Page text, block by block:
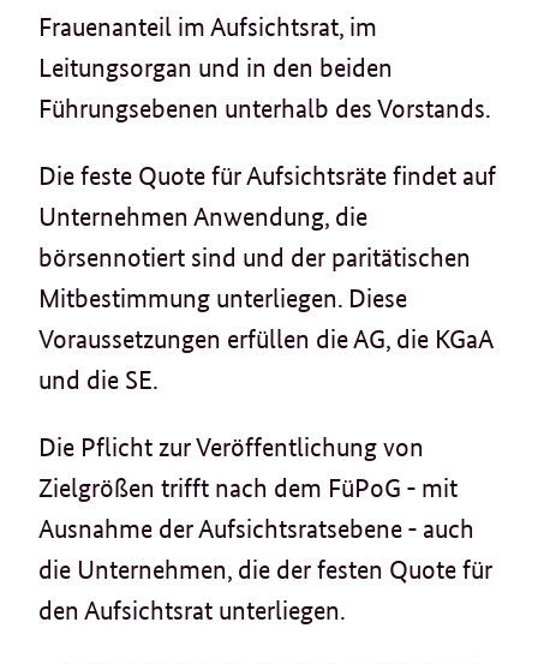
Frauenanteil im Aufsichtsrat, im
Leitungsorgan und in den beiden
Führungsebenen unterhalb des Vorstands.
Die feste Quote für Aufsichtsräte findet auf
Unternehmen Anwendung, die
börsennotiert sind und der paritätischen
Mitbestimmung unterliegen. Diese
Voraussetzungen erfüllen die AG, die KGaA
und die SE.
Die Pflicht zur Veröffentlichung von
Zielgrößen trifft nach dem FüPoG - mit
Ausnahme der Aufsichtsratsebene - auch
die Unternehmen, die der festen Quote für
den Aufsichtsrat unterliegen.